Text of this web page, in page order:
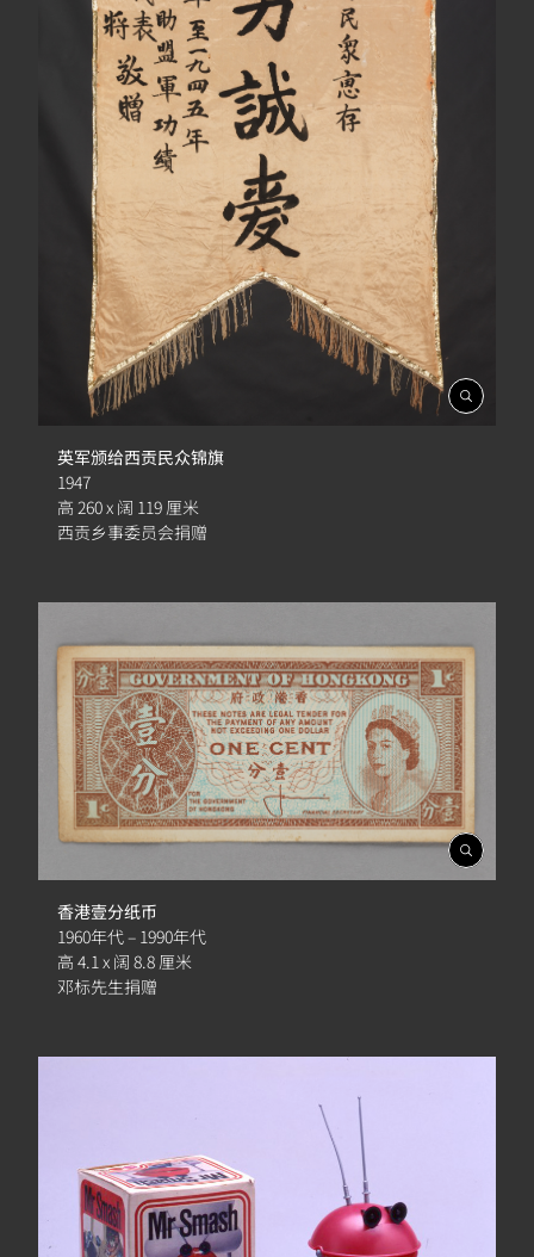
開
啟
英军颁给西贡民众锦旗
1947
高 260 x 阔 119 厘米
西贡乡事委员会捐赠
開
啟
香港壹分纸币
1960年代 – 1990年代
高 4.1 x 阔 8.8 厘米
邓标先生捐赠